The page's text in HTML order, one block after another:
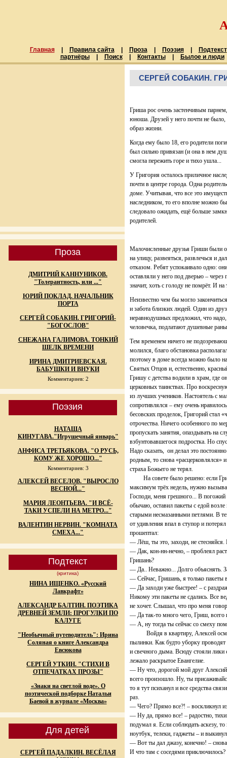
Главная Правила сайта Проза Поэзия
Подтекст
партнёры
Поиск Контакты Былое и люди
Проза
ДМИТРИЙ КАННУНИКОВ.
"Толерантность, или ..."
ЮРИЙ ПОКЛАД. НАЧАЛЬНИК
ПОРТА
СЕРГЕЙ СОБАКИН. ГРИГОРИЙ-
"БОГОСЛОВ"
СНЕЖАНА ГАЛИМОВА. ТОНКИЙ
ШЕЛК ВРЕМЕНИ
ИРИНА ДМИТРИЕВСКАЯ.
БАБУШКИ И ВНУКИ
Комментариев: 2
Поэзия
НАТАША
КИНУГАВА."Игрушечный январь"
АНФИСА ТРЕТЬЯКОВА. "О РУСЬ,
КОМУ ЖЕ ХОРОШО..."
Комментариев: 3
АЛЕКСЕЙ ВЕСЕЛОВ. "ВЫРОСЛО
ВЕСНОЙ..."
МАРИЯ ЛЕОНТЬЕВА. "И ВСЁ-
ТАКИ УСПЕЛИ НА МЕТРО..."
ВАЛЕНТИН НЕРВИН. "КОМНАТА
СМЕХА..."
Подтекст
(критика)
НИНА ИЩЕНКО. «Русский
Лавкрафт»
АЛЕКСАНДР БАЛТИН. ПОЭТИКА
ДРЕВНЕЙ ЗЕМЛИ: ПРОГУЛКИ ПО
КАЛУГЕ
"Необычный путеводитель": Ирина
Соляная о книге Александра
Евсюкова
СЕРГЕЙ УТКИН. "СТИХИ В
ОТПЕЧАТКАХ ПРОЗЫ"
«Знаки на светлой воде». О
поэтической подборке Натальи
Баевой в журнале «Москва»
Для детей
СЕРГЕЙ ПАДАЛКИН. ВЕСЁЛАЯ
СЕРГЕЙ СОБАКИН.
Гриша рос очень застенчивым
юноша. Друзей у него почти не
образ жизни.
Когда ему было 18, его родители
был сильно привязан (и она в нем
смогла пережить горе и тихо ушла...
У Григория осталось приличное
почти в центре города. Одна
доме. Учитывая, что все это
наследником, то его вполне можно
следовало ожидать, ещё больше
родителей.
Малочисленные друзья Гриши были
на улицу, развеяться, развлечься и
отказом. Ребят успокаивало одно:
оставляли у него под дверью –
значит, хоть с голоду не помрёт. И на
Неизвестно чем бы могло
и забота близких людей. Один из
неравнодушных предложил, что
человечка, подлатают душевные
Тем временем ничего не
молился, благо обстановка
поэтому в доме всегда можно было
Святых Отцов и, естественно,
Гришу с детства водили в храм, где
церковных таинствах. Про
из лучших учеников. Настоятель с
сопротивлялся – ему очень
бесовских проделок, Григорий стал
отрочества. Ничего особенного по
пропускать занятия, опаздывать на
взбунтовавшегося подростка. Но
Надо сказать, он делал это
родным, то снова «расцерковлялся»
страха Божьего не терял.
На совете было решено: если
максимум трёх недель, нужно
Господи, меня грешного... В погожий
обычаю, оставил пакеты с едой
старыми несмазанными петлями. В
от удивления впал в ступор и
прошептал:
— Лёш, ты это, заходи, не стесняйся.
— Дак, кон-нн-нечно, – проблеял
Гришань?
— Да.. Неважно... Долго объяснять.
— Сейчас, Гришань, я только пакеты
— Да заходи уже быстрее! – с
Никому эти пакеты не сдались. Все
не хочет. Слышал, что про меня
— Да так-то много чего, Гриш, всего
— А, ну тогда ты сейчас со смеху
Войдя в квартиру, Алексей
пылинки. Как будто уборку проводят
и свечного дыма. Всюду стояли лики
лежало раскрытое Евангелие.
— Ну что, дорогой мой друг
всего произошло. Ну, ты
то я тут психанул и все средства
раз.
— Чего? Прямо все?! – воскликнул
— Ну да, прямо все! – радостно,
подумал я. Если соблюдать аскезу,
ноутбук, телеки, гаджеты – и
— Вот ты дал джазу, конечно! –
И что там с соседями приключилось?